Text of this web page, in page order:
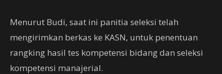
Menurut Budi, saat ini panitia seleksi telah
mengirimkan berkas ke KASN, untuk penentuan
rangking hasil tes kompetensi bidang dan seleksi
kompetensi manajerial.